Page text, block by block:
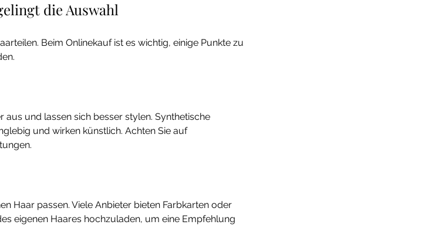
die Auswahl
Beim Onlinekauf ist es wichtig, einige Punkte zu
und lassen sich besser stylen. Synthetische
und wirken künstlich. Achten Sie auf
Haar passen. Viele Anbieter bieten Farbkarten oder
eigenen Haares hochzuladen, um eine Empfehlung